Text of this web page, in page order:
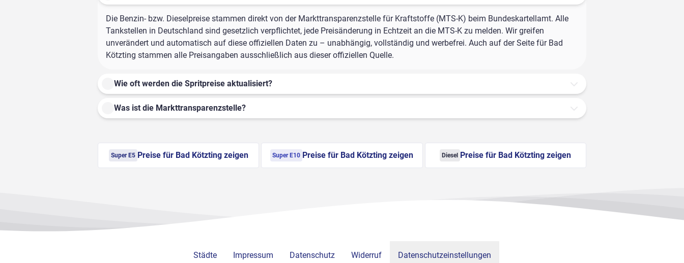
Die Benzin- bzw. Dieselpreise stammen direkt von der Markttransparenzstelle für Kraftstoffe (MTS-K) beim Bundeskartellamt. Alle
Tankstellen in Deutschland sind gesetzlich verpflichtet, jede Preisänderung in Echtzeit an die MTS-K zu melden. Wir greifen
unverändert und automatisch auf diese offiziellen Daten zu – unabhängig, vollständig und werbefrei. Auch auf der Seite für Bad
Kötzting stammen alle Preisangaben ausschließlich aus dieser offiziellen Quelle.
Wie oft werden die Spritpreise aktualisiert?
Was ist die Markttransparenzstelle?
Super E5 Preise für Bad Kötzting zeigen Super E10 Preise für Bad Kötzting zeigen Diesel Preise für Bad Kötzting zeigen
Städte Impressum Datenschutz Widerruf Datenschutzeinstellungen